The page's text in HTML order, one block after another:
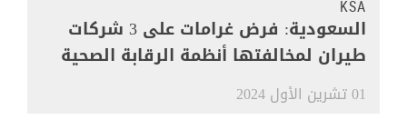
KSA
السعودية: فرض غرامات على 3 شركات
طيران لمخالفتها أنظمة الرقابة الصحية
01 تشرين الأول 2024